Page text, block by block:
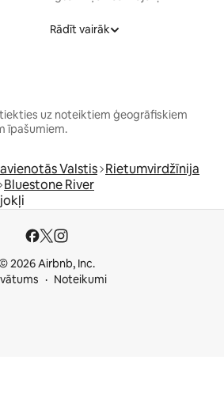
Rādīt vairāk
uz noteiktiem ģeogrāfiskiem
īpašumiem.
Valstis Rietumvirdžīnija
Bluestone River
2026 Airbnb, Inc.
Noteikumi